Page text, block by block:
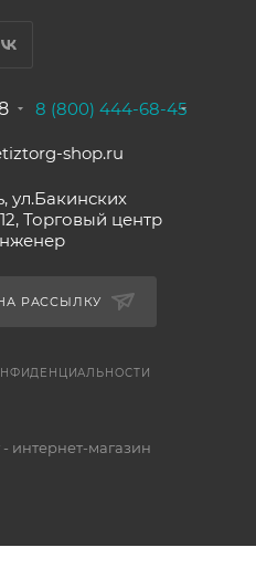
8 (800) 444-68-45
shop.ru
ул.Бакинских
Торговый центр
РАССЫЛКУ
интернет-магазин